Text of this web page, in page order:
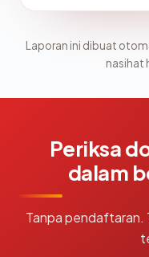
Laporan ini dibuat
nasihat
Periksa
dalam
Tanpa pendaftaran.